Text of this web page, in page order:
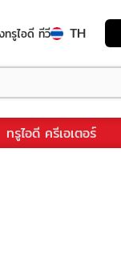
ทรูไอดี ทีวี TH
ทรูไอดี ครีเอเตอร์